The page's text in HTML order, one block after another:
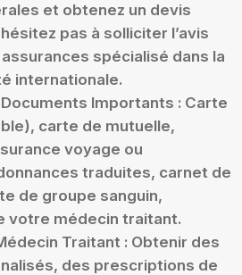
et obtenez un devis
pas à solliciter l’avis
spécialisé dans la
internationale.
Importants : Carte
carte de mutuelle,
voyage ou
traduites, carnet de
de groupe sanguin,
votre médecin traitant.
Traitant : Obtenir des
des prescriptions de